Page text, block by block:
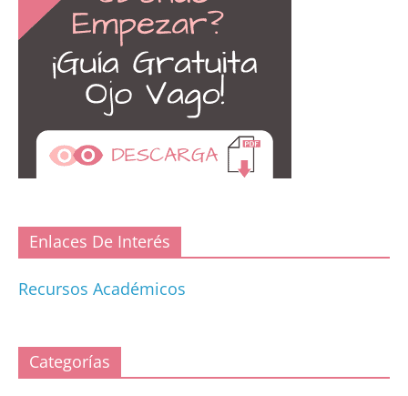
Enlaces De Interés
Recursos Académicos
Categorías